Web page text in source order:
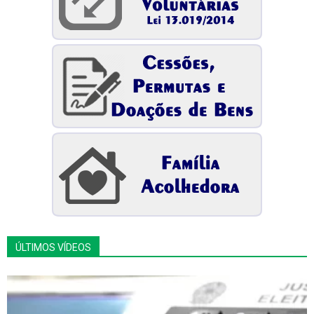
ÚLTIMOS VÍDEOS